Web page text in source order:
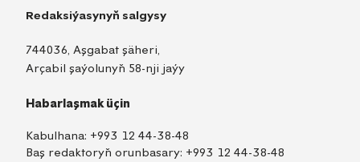
Redaksiýasynyň salgysy
744036, Aşgabat şäheri,
Arçabil şaýolunyň 58-nji jaýy
Habarlaşmak üçin
Kabulhana: +993 12 44-38-48
Baş redaktoryň orunbasary: +993 12 44-38-48